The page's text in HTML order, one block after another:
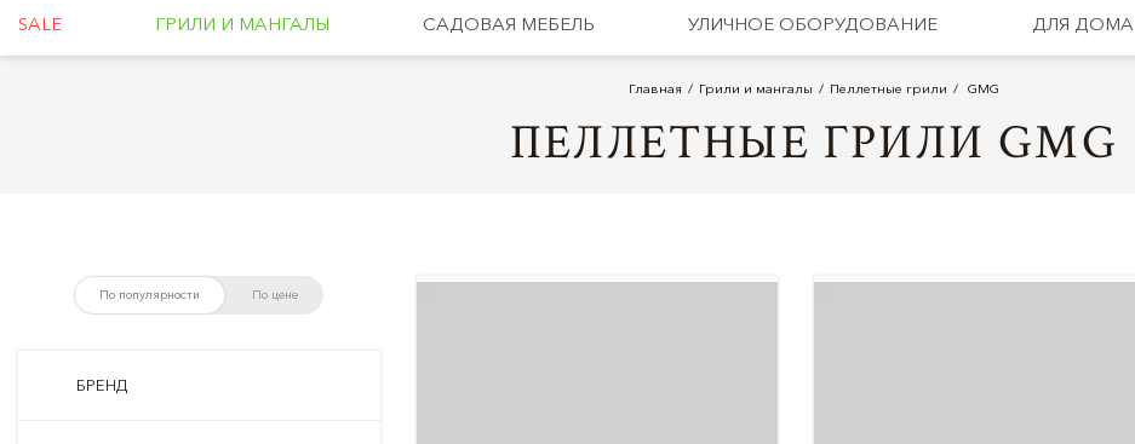
SALE ГРИЛИ И МАНГАЛЫ САДОВАЯ МЕБЕЛЬ УЛИЧНОЕ ОБОРУДОВАНИЕ ДЛЯ ДОМА
Главная Грили и мангалы Пеллетные грили GMG
ПЕЛЛЕТНЫЕ ГРИЛИ GMG
По популярности По цене
БРЕНД